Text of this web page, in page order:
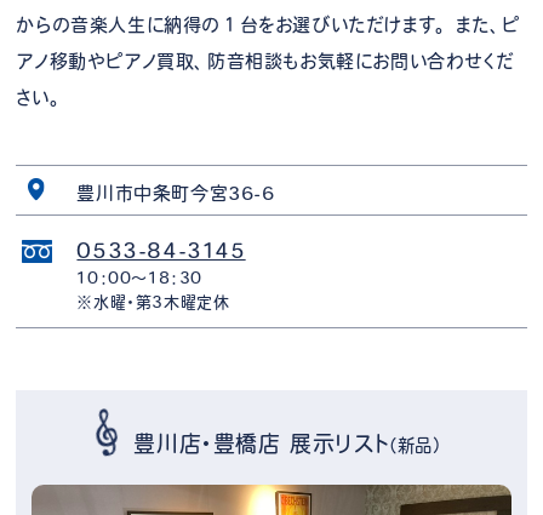
からの音楽人生に納得の１台をお選びいただけます。 また、ピ
アノ移動やピアノ買取、防音相談もお気軽にお問い合わせくだ
さい。
豊川市中条町今宮36-6
0533-84-3145
10：00～18：30
※水曜・第3木曜定休
豊川店・豊橋店 展示リスト（新品）